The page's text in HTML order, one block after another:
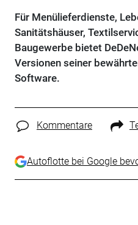
Für Menülieferdienste,
Sanitätshäuser,
Baugewerbe bietet
Versionen seiner
Software.
Kommentare
Autoflotte bei Google